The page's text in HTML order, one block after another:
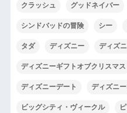
クラッシュ グッドネイバー
シンドバッドの冒険 シー
タダ ディズニー ディズ
ディズニーギフトオブクリスマス
ディズニーデート ディズニ
ビッグシティ・ヴィークル